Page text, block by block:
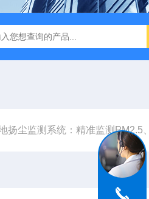
扬尘监测系统：精准监测PM2.5